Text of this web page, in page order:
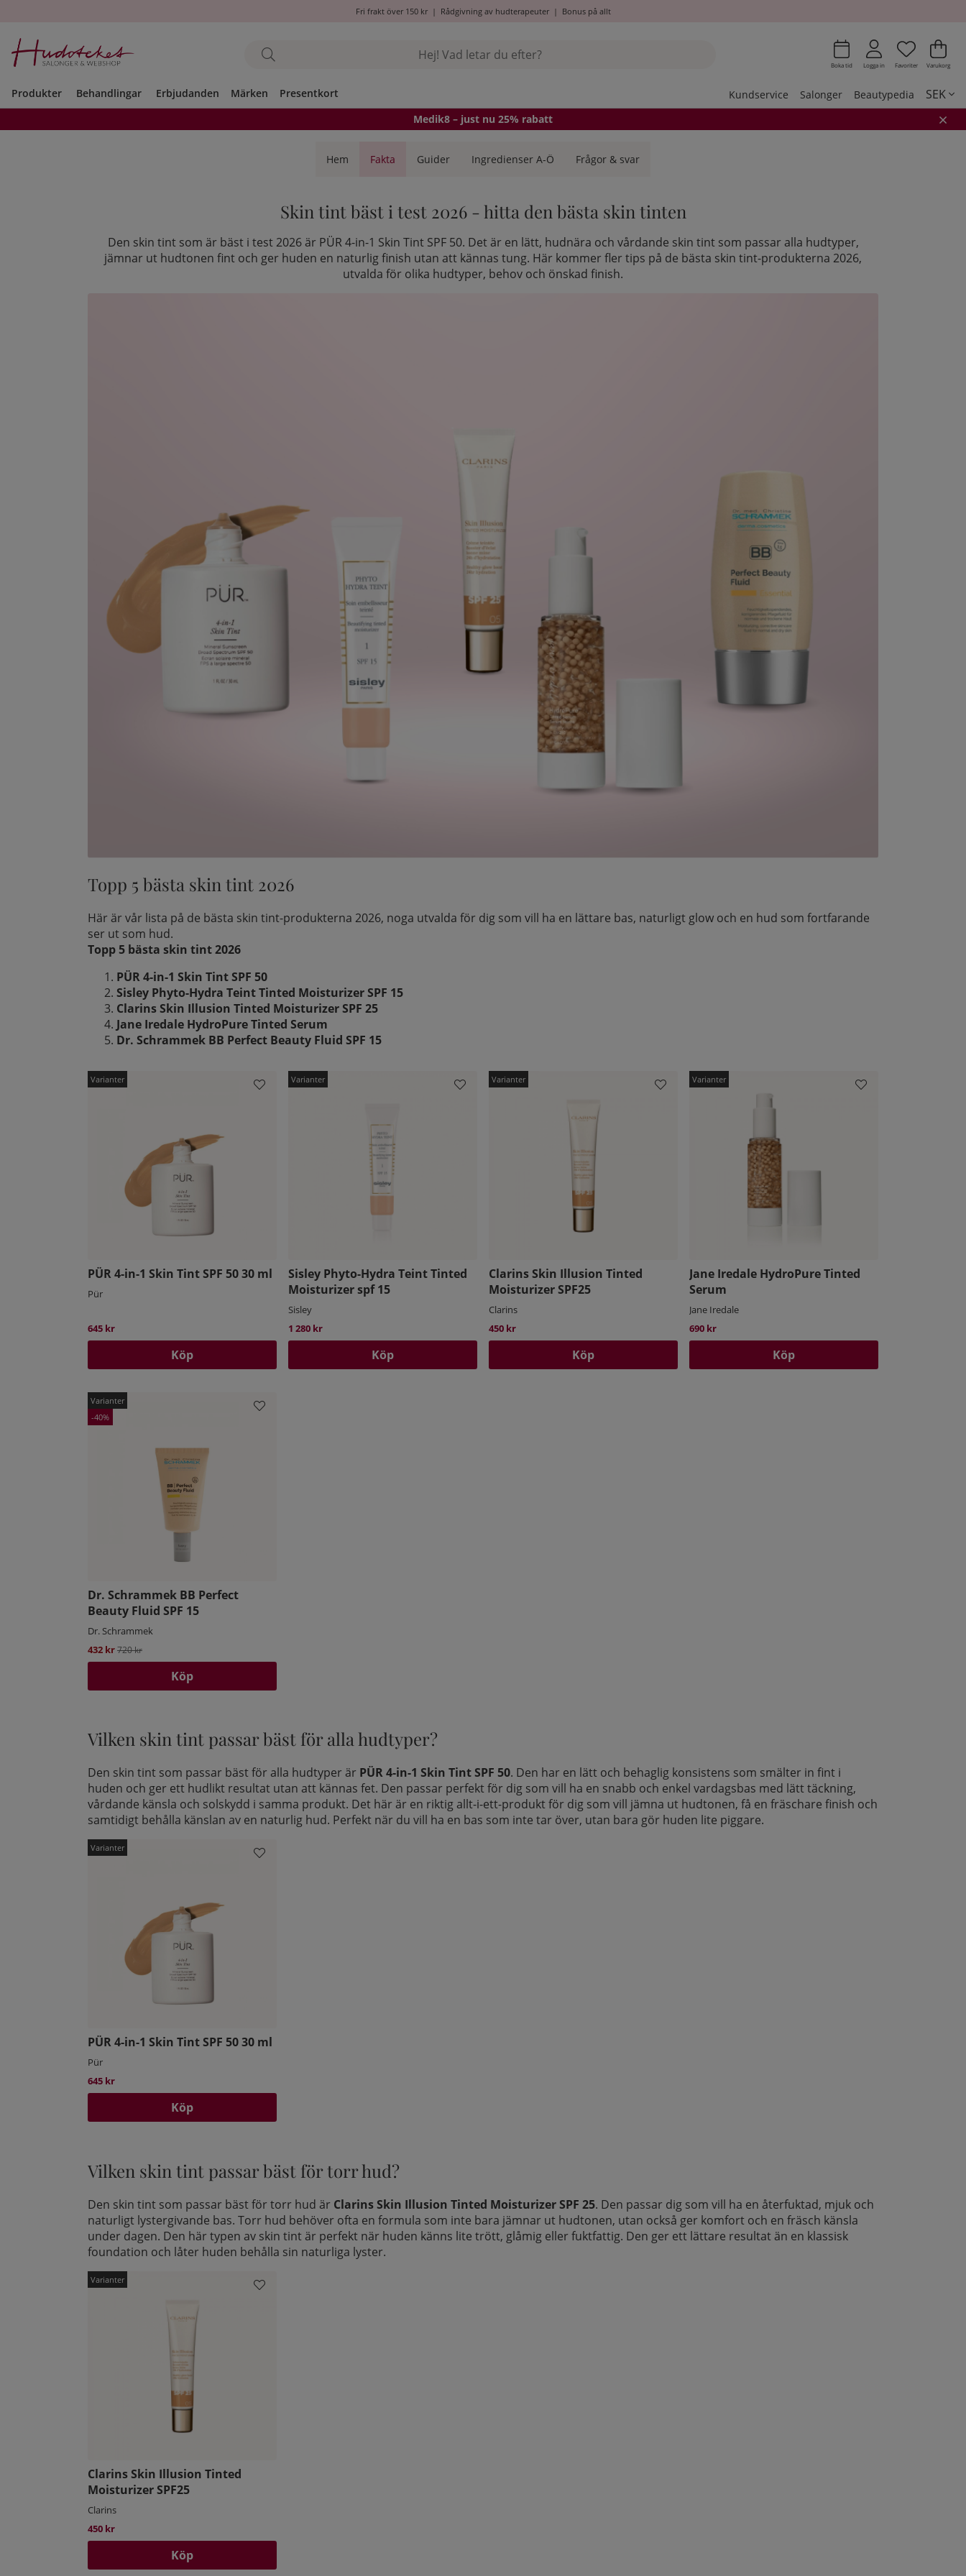
Fri frakt över 150 kr| Rådgivning av hudterapeuter| Bonus på allt
Boka tid Logga in Antal i
.
Favoriter .
Varukorg
Produkter Behandlingar Erbjudanden Märken Presentkort Kundservice Salonger Beautypedia SEK
Medik8 – just nu 25% rabatt
Hem Fakta Guider Ingredienser A-Ö Frågor & svar
Skin tint bäst i test 2026 - hitta den bästa skin tinten
Den skin tint som är bäst i test 2026 är PÜR 4-in-1 Skin Tint SPF 50. Det är en lätt, hudnära och vårdande skin tint som passar alla hudtyper,
jämnar ut hudtonen fint och ger huden en naturlig finish utan att kännas tung. Här kommer fler tips på de bästa skin tint-produkterna 2026,
utvalda för olika hudtyper, behov och önskad finish.
Topp 5 bästa skin tint 2026
Här är vår lista på de bästa skin tint-produkterna 2026, noga utvalda för dig som vill ha en lättare bas, naturligt glow och en hud som fortfarande
ser ut som hud.
Topp 5 bästa skin tint 2026
PÜR 4-in-1 Skin Tint SPF 50
Sisley Phyto-Hydra Teint Tinted Moisturizer SPF 15
Clarins Skin Illusion Tinted Moisturizer SPF 25
Jane Iredale HydroPure Tinted Serum
Dr. Schrammek BB Perfect Beauty Fluid SPF 15
PÜR 4-in-1 Skin Tint SPF 50 30 ml
Pür
645 kr
Köp
Sisley Phyto-Hydra Teint Tinted
Moisturizer spf 15
Sisley
1 280 kr
Köp
Clarins Skin Illusion Tinted
Moisturizer SPF25
Clarins
450 kr
Köp
Jane Iredale HydroPure Tinted
Serum
Jane Iredale
690 kr
Köp
40
Dr. Schrammek BB Perfect
Beauty Fluid SPF 15
Dr. Schrammek
432 krOrdinarie pris:
720 kr
Köp
Vilken skin tint passar bäst för alla hudtyper?
Den skin tint som passar bäst för alla hudtyper är PÜR 4-in-1 Skin Tint SPF 50. Den har en lätt och behaglig konsistens som smälter in fint i
huden och ger ett hudlikt resultat utan att kännas fet. Den passar perfekt för dig som vill ha en snabb och enkel vardagsbas med lätt täckning,
vårdande känsla och solskydd i samma produkt. Det här är en riktig allt-i-ett-produkt för dig som vill jämna ut hudtonen, få en fräschare finish och
samtidigt behålla känslan av en naturlig hud. Perfekt när du vill ha en bas som inte tar över, utan bara gör huden lite piggare.
PÜR 4-in-1 Skin Tint SPF 50 30 ml
Pür
645 kr
Köp
Vilken skin tint passar bäst för torr hud?
Den skin tint som passar bäst för torr hud är Clarins Skin Illusion Tinted Moisturizer SPF 25. Den passar dig som vill ha en återfuktad, mjuk och
naturligt lystergivande bas. Torr hud behöver ofta en formula som inte bara jämnar ut hudtonen, utan också ger komfort och en fräsch känsla
under dagen. Den här typen av skin tint är perfekt när huden känns lite trött, glåmig eller fuktfattig. Den ger ett lättare resultat än en klassisk
foundation och låter huden behålla sin naturliga lyster.
Clarins Skin Illusion Tinted
Moisturizer SPF25
Clarins
450 kr
Köp